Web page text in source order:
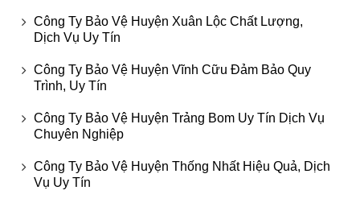
Công Ty Bảo Vệ Huyện Xuân Lộc Chất Lượng,
Dịch Vụ Uy Tín
Công Ty Bảo Vệ Huyện Vĩnh Cữu Đảm Bảo Quy
Trình, Uy Tín
Công Ty Bảo Vệ Huyện Trảng Bom Uy Tín Dịch Vụ
Chuyên Nghiệp
Công Ty Bảo Vệ Huyện Thống Nhất Hiệu Quả, Dịch
Vụ Uy Tín